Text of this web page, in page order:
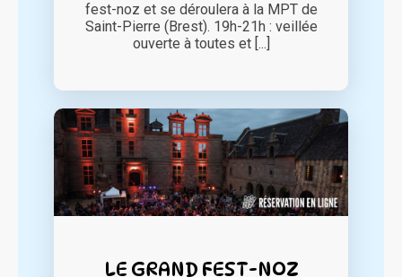
fest-noz et se déroulera à la MPT de
Saint-Pierre (Brest). 19h-21h : veillée
ouverte à toutes et [...]
LE GRAND FEST-NOZ